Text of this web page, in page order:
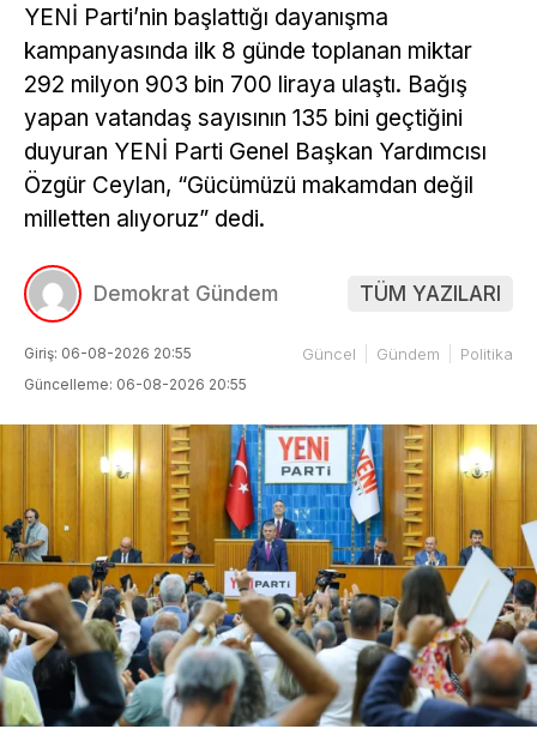
YENİ Parti’nin başlattığı dayanışma
kampanyasında ilk 8 günde toplanan miktar
292 milyon 903 bin 700 liraya ulaştı. Bağış
yapan vatandaş sayısının 135 bini geçtiğini
duyuran YENİ Parti Genel Başkan Yardımcısı
Özgür Ceylan, “Gücümüzü makamdan değil
milletten alıyoruz” dedi.
Demokrat Gündem TÜM YAZILARI
Giriş: 06-08-2026 20:55
Güncelleme: 06-08-2026 20:55
Güncel Gündem Politika